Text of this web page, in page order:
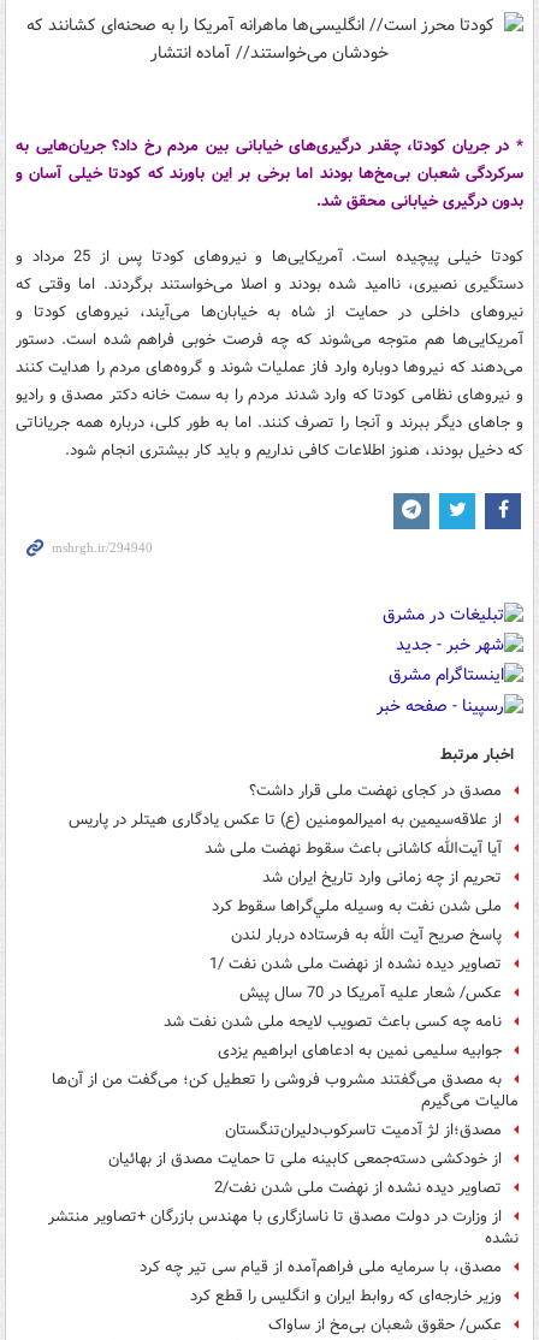
* در جریان کودتا، چقدر درگیری‌های خیابانی بین مردم رخ داد؟ جریان‌هایی به
سرکردگی شعبان بی‌مخ‌ها بودند اما برخی بر این باورند که کودتا خیلی آسان و
بدون درگیری خیابانی محقق شد.
کودتا خیلی پیچیده است. آمریکایی‌ها و نیروهای کودتا پس از 25 مرداد و
دستگیری نصیری، ناامید شده بودند و اصلا می‌خواستند برگردند. اما وقتی که
نیروهای داخلی در حمایت از شاه به خیابان‌ها می‌آیند، نیروهای کودتا و
آمریکایی‌ها هم متوجه می‌شوند که چه فرصت خوبی فراهم شده است. دستور
می‌دهند که نیروها دوباره وارد فاز عملیات شوند و گروه‌های مردم را هدایت کنند
و نیروهای نظامی کودتا که وارد شدند مردم را به سمت خانه دکتر مصدق و رادیو
و جاهای دیگر ببرند و آنجا را تصرف کنند. اما به طور کلی، درباره همه جریاناتی
که دخیل بودند، هنوز اطلاعات کافی نداریم و باید کار بیشتری انجام شود.
اخبار مرتبط
مصدق در کجای نهضت ملی قرار داشت؟
از علاقه‌سیمین به امیرالمومنین (ع) تا عکس یادگاری هیتلر در پاریس
آیا آیت‌الله کاشانی باعث سقوط نهضت ملی شد
تحریم از چه زمانی وارد تاریخ ایران شد
ملی شدن نفت به وسيله ملي‌گراها سقوط كرد
پاسخ صریح آیت الله به فرستاده دربار لندن
تصاویر دیده نشده از نهضت ملی شدن نفت /1
عکس/ شعار علیه آمریکا در 70 سال پیش
نامه‌ چه کسی باعث تصویب لایحه ملی شدن نفت شد
جوابیه سلیمی نمین به ادعاهای ابراهیم یزدی
به مصدق می‌گفتند مشروب فروشی را تعطیل کن؛ می‌گفت من از آن‌ها
مالیات می‌گیرم
مصدق؛از لژ آدمیت تاسرکوب‌دلیران‌تنگستان
از خودکشی دسته‌جمعی کابینه ملی تا حمایت مصدق از بهائیان
تصاویر دیده نشده از نهضت ملی شدن نفت/2
از وزارت در دولت مصدق تا ناسازگاری با مهندس بازرگان +تصاویر منتشر
نشده
مصدق، با سرمایه ملی فراهم‌آمده از قیام سی تیر چه کرد
وزیر خارجه‌ای که روابط ایران و انگلیس را قطع کرد
عکس/ حقوق شعبان بی‌مخ از ساواک